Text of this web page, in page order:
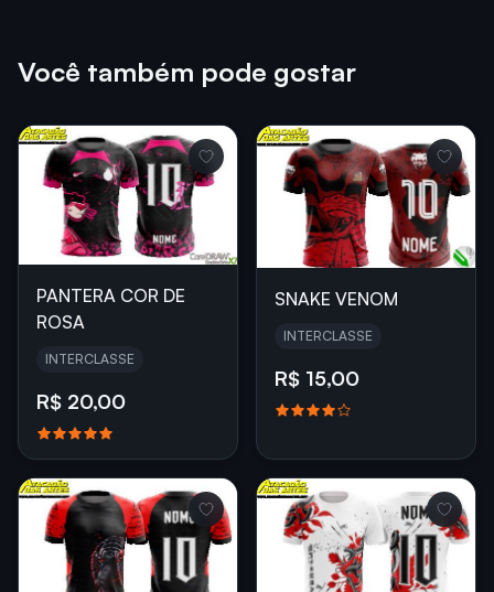
Você também pode gostar
PANTERA COR DE
ROSA
INTERCLASSE
R$ 20,00
SNAKE VENOM
INTERCLASSE
R$ 15,00